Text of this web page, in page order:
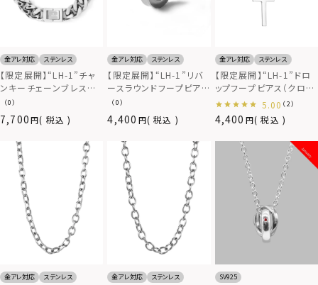
金アレ対応 ステンレス
【限定展開】“LH-1”チャ
ンキーチェーンブレスレ
ット（type A）/サージカル
ステンレス（金属アレルギ
ー対応）
（0）
7,700 税込
金アレ対応 ステンレス
【限定展開】“LH-1”リバ
ースラウンドフープピア
ス/サージカルステンレス
（金属アレルギー対応）
（0）
4,400 税込
金アレ対応 ステンレス
【限定展開】“LH-1”ドロ
ップフープピアス（クロ
ス）/サージカルステンレ
ス（金属アレルギー対応）
5.00 （2）
4,400 税込
金アレ対応 ステンレス 金アレ対応 ステンレス SV925